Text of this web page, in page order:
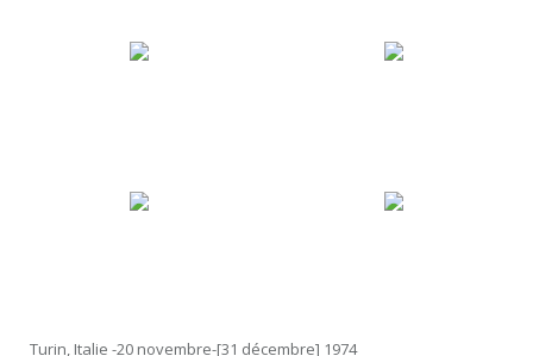
Turin, Italie -20 novembre-[31 décembre] 1974